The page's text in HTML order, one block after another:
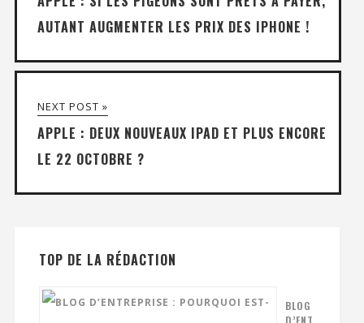
AUTANT AUGMENTER LES PRIX DES IPHONE !
NEXT POST »
APPLE : DEUX NOUVEAUX IPAD ET PLUS ENCORE
LE 22 OCTOBRE ?
TOP DE LA RÉDACTION
BLOG
D’ENT